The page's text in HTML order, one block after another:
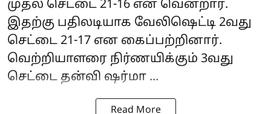
முதல் செட்டை 21-16 என வென்றார்.
இதற்கு பதிலடியாக வேலிஷெட்டி 2வது
செட்டை 21-17 என கைப்பற்றினார்.
வெற்றியாளரை நிர்ணயிக்கும் 3வது
செட்டை தன்வி ஷர்மா ...
Read More